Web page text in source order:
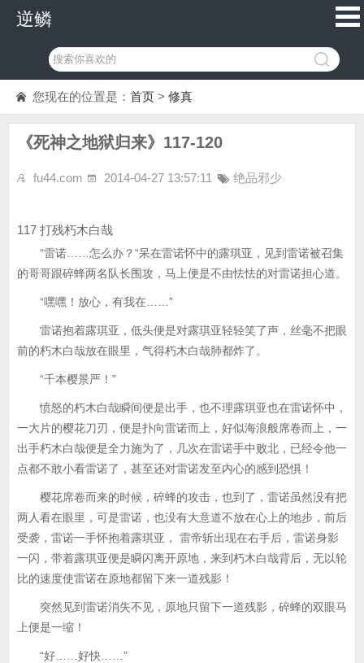
逆鳞
您现在的位置是： 首页 > 修真
《死神之地狱归来》117-120
fu44.com 2014-04-27 13:57:11 绝品邪少
117 打残朽木白哉
“雷诺……怎么办？“呆在雷诺怀中的露琪亚，见到雷诺被召集
的哥哥跟碎蜂两名队长围攻，马上便是不由怯怯的对雷诺担心道。
“嘿嘿！放心，有我在……”
雷诺抱着露琪亚，低头便是对露琪亚轻轻笑了声，丝毫不把眼
前的朽木白哉放在眼里，气得朽木白哉肺都炸了。
“千本樱景严！”
愤怒的朽木白哉瞬间便是出手，也不理露琪亚也在雷诺怀中，
一大片的樱花刀刃，便是扑向雷诺而上，好似海浪般席卷而上，一
出手朽木白哉便是全力施为了，几次在雷诺手中败北，已经令他一
点都不敢小看雷诺了，甚至还对雷诺发至内心的感到恐惧！
樱花席卷而来的时候，碎蜂的攻击，也到了，雷诺虽然没有把
两人看在眼里，可是雷诺，也没有大意道不放在心上的地步，前后
受袭，雷诺一手怀抱着露琪亚， 雷帝斩出现在右手后，雷诺身影
一闪，带着露琪亚便是瞬闪离开原地，来到朽木白哉背后，无以轮
比的速度使雷诺在原地都留下来一道残影！
突然见到雷诺消失不见，原地只留下一道残影，碎蜂的双眼马
上便是一缩！
“好……好快……”